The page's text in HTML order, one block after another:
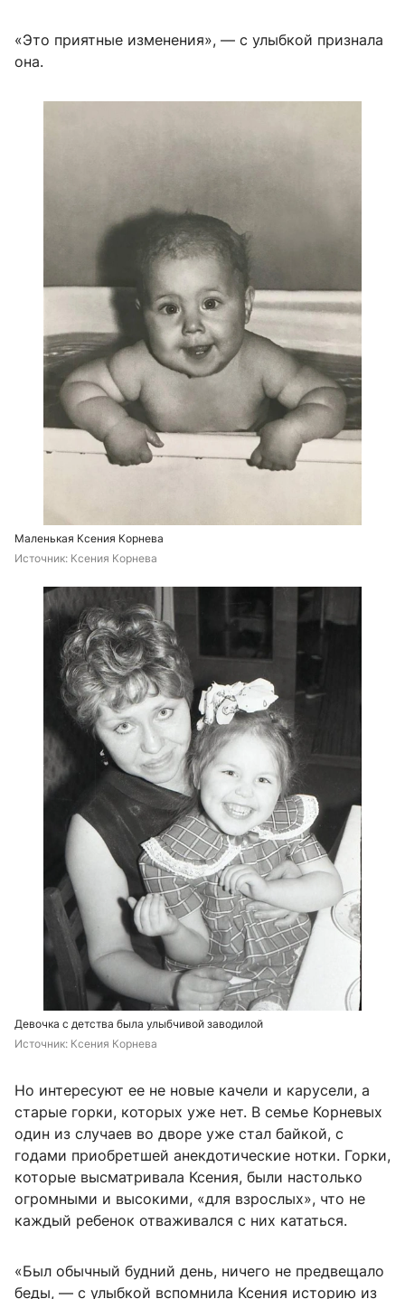
«Это приятные изменения», — с улыбкой признала
она.
Маленькая Ксения Корнева
Источник: Ксения Корнева
Девочка с детства была улыбчивой заводилой
Источник: Ксения Корнева
Но интересуют ее не новые качели и карусели, а
старые горки, которых уже нет. В семье Корневых
один из случаев во дворе уже стал байкой, с
годами приобретшей анекдотические нотки. Горки,
которые высматривала Ксения, были настолько
огромными и высокими, «для взрослых», что не
каждый ребенок отваживался с них кататься.
«Был обычный будний день, ничего не предвещало
беды, — с улыбкой вспомнила Ксения историю из